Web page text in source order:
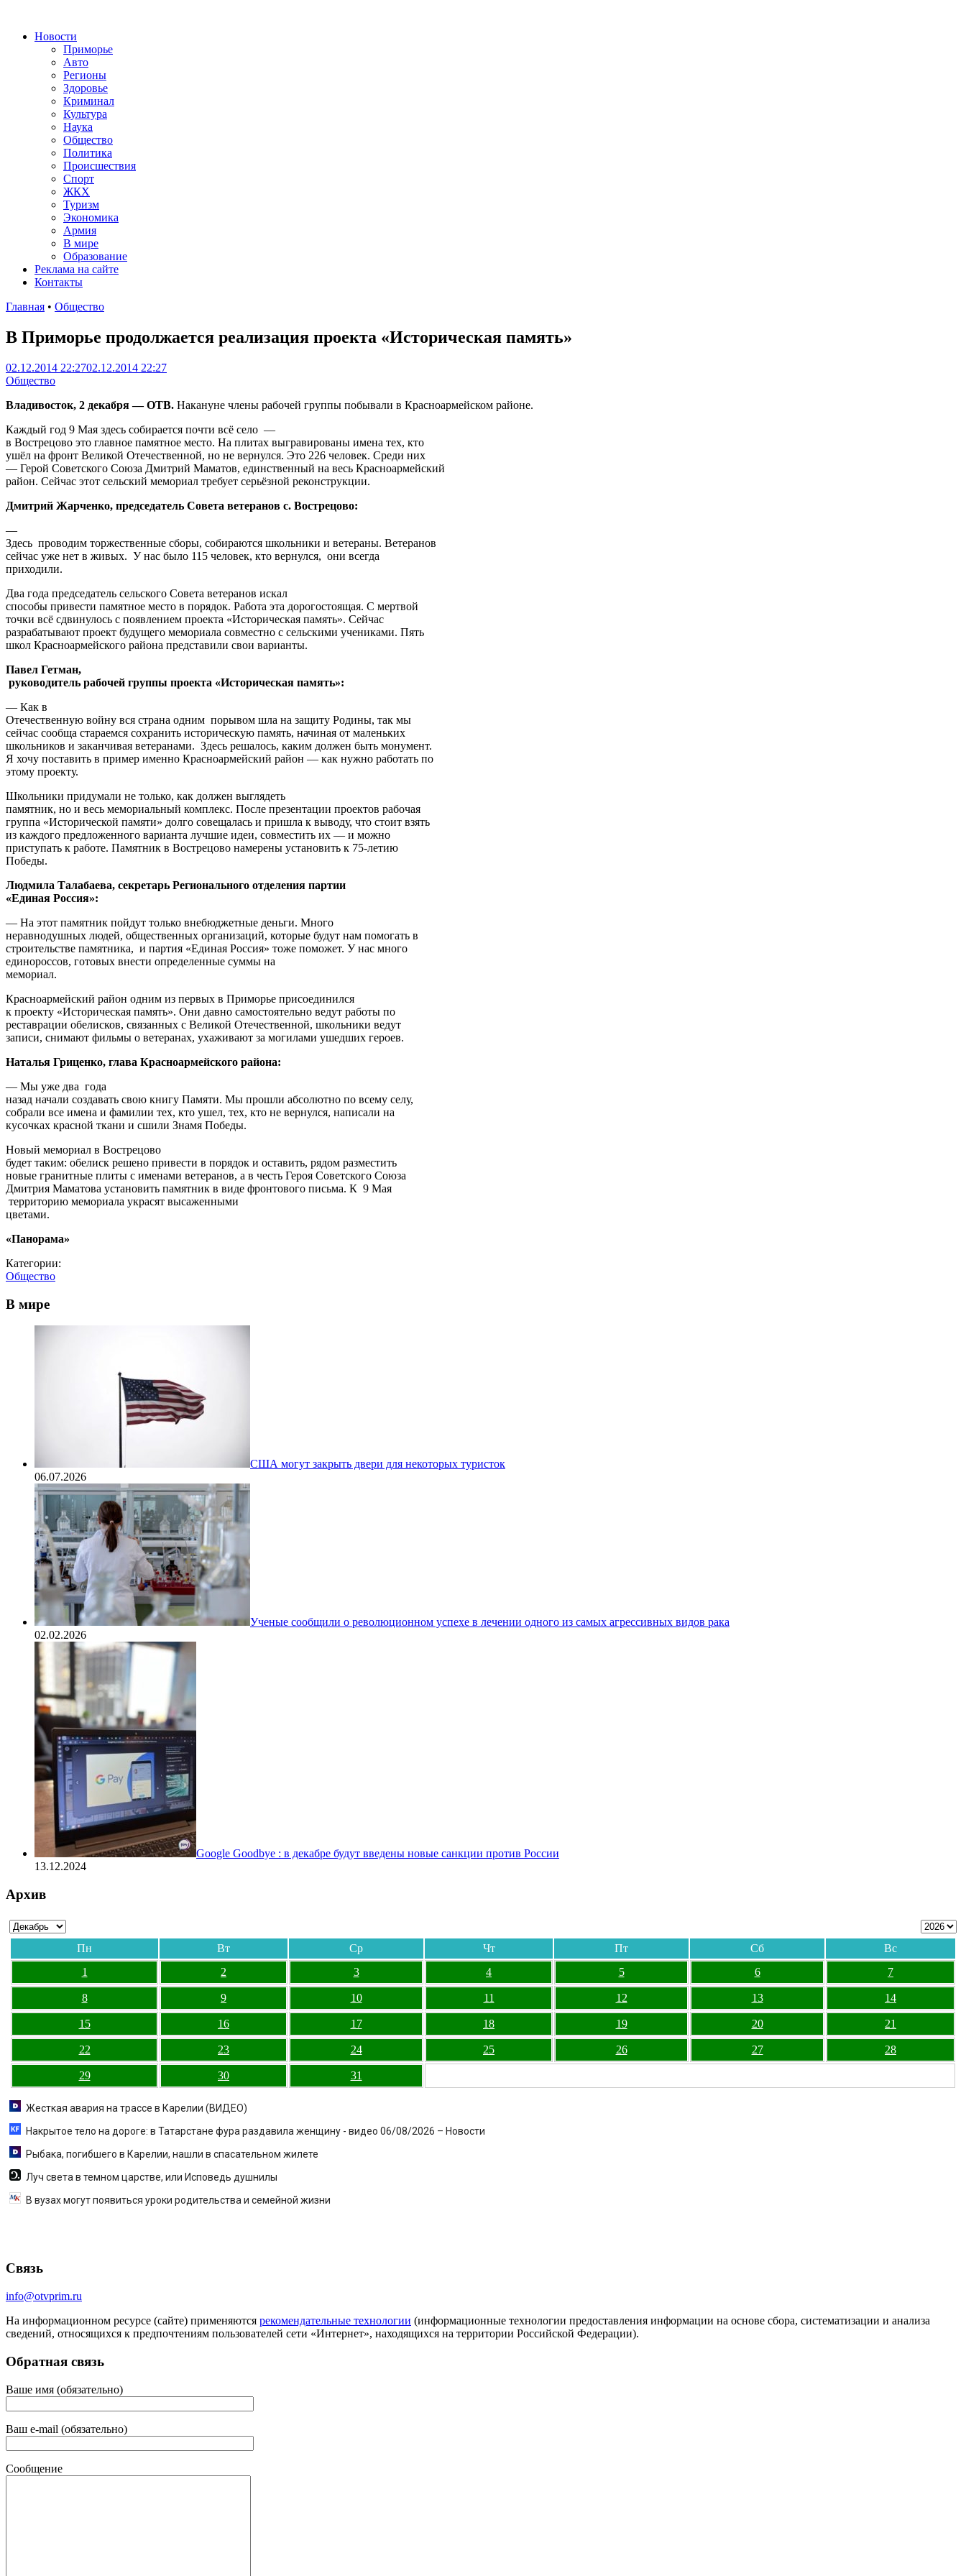
Новости
Приморье
Авто
Регионы
Здоровье
Криминал
Культура
Наука
Общество
Политика
Происшествия
Спорт
ЖКХ
Туризм
Экономика
Армия
В мире
Образование
Реклама на сайте
Контакты
Главная • Общество
В Приморье продолжается реализация проекта «Историческая память»
02.12.2014 22:2702.12.2014 22:27
Общество
Владивосток, 2 декабря — ОТВ. Накануне члены рабочей группы побывали в Красноармейском районе.
Каждый год 9 Мая здесь собирается почти всё село —
в Вострецово это главное памятное место. На плитах выгравированы имена тех, кто
ушёл на фронт Великой Отечественной, но не вернулся. Это 226 человек. Среди них
— Герой Советского Союза Дмитрий Маматов, единственный на весь Красноармейский
район. Сейчас этот сельский мемориал требует серьёзной реконструкции.
Дмитрий Жарченко, председатель Совета ветеранов с. Вострецово:
—
Здесь проводим торжественные сборы, собираются школьники и ветераны. Ветеранов
сейчас уже нет в живых. У нас было 115 человек, кто вернулся, они всегда
приходили.
Два года председатель сельского Совета ветеранов искал
способы привести памятное место в порядок. Работа эта дорогостоящая. С мертвой
точки всё сдвинулось с появлением проекта «Историческая память». Сейчас
разрабатывают проект будущего мемориала совместно с сельскими учениками. Пять
школ Красноармейского района представили свои варианты.
Павел Гетман,
руководитель рабочей группы проекта «Историческая память»:
— Как в
Отечественную войну вся страна одним порывом шла на защиту Родины, так мы
сейчас сообща стараемся сохранить историческую память, начиная от маленьких
школьников и заканчивая ветеранами. Здесь решалось, каким должен быть монумент.
Я хочу поставить в пример именно Красноармейский район — как нужно работать по
этому проекту.
Школьники придумали не только, как должен выглядеть
памятник, но и весь мемориальный комплекс. После презентации проектов рабочая
группа «Исторической памяти» долго совещалась и пришла к выводу, что стоит взять
из каждого предложенного варианта лучшие идеи, совместить их — и можно
приступать к работе. Памятник в Вострецово намерены установить к 75-летию
Победы.
Людмила Талабаева, секретарь Регионального отделения партии
«Единая Россия»:
— На этот памятник пойдут только внебюджетные деньги. Много
неравнодушных людей, общественных организаций, которые будут нам помогать в
строительстве памятника, и партия «Единая Россия» тоже поможет. У нас много
единороссов, готовых внести определенные суммы на
мемориал.
Красноармейский район одним из первых в Приморье присоединился
к проекту «Историческая память». Они давно самостоятельно ведут работы по
реставрации обелисков, связанных с Великой Отечественной, школьники ведут
записи, снимают фильмы о ветеранах, ухаживают за могилами ушедших героев.
Наталья Гриценко, глава Красноармейского района:
— Мы уже два года
назад начали создавать свою книгу Памяти. Мы прошли абсолютно по всему селу,
собрали все имена и фамилии тех, кто ушел, тех, кто не вернулся, написали на
кусочках красной ткани и сшили Знамя Победы.
Новый мемориал в Вострецово
будет таким: обелиск решено привести в порядок и оставить, рядом разместить
новые гранитные плиты с именами ветеранов, а в честь Героя Советского Союза
Дмитрия Маматова установить памятник в виде фронтового письма. К 9 Мая
территорию мемориала украсят высаженными
цветами.
«Панорама»
Категории:
Общество
В мире
США могут закрыть двери для некоторых туристок
06.07.2026
Ученые сообщили о революционном успехе в лечении одного из самых агрессивных видов рака
02.02.2026
Google Goodbye : в декабре будут введены новые санкции против России
13.12.2024
Архив
Пн Вт Ср Чт Пт Сб
Вс
1
2 3 4 5 6 7
8 9 10 11 12 13 14
15 16 17 18 19 20 21
22 23 24 25 26 27 28
29 30 31
Жесткая авария на трассе в Карелии (ВИДЕО)
Накрытое тело на дороге: в Татарстане фура раздавила женщину - видео 06/08/2026 – Новости
Рыбака, погибшего в Карелии, нашли в спасательном жилете
Луч света в темном царстве, или Исповедь душнилы
В вузах могут появиться уроки родительства и семейной жизни
Связь
info@otvprim.ru
На информационном ресурсе (сайте) применяются рекомендательные технологии (информационные технологии предоставления информации на основе сбора, систематизации и анализа
сведений, относящихся к предпочтениям пользователей сети «Интернет», находящихся на территории Российской Федерации).
Обратная связь
Ваше имя (обязательно)
Ваш e-mail (обязательно)
Сообщение